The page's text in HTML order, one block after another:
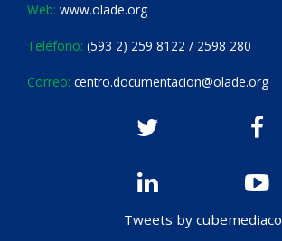
Web: www.olade.org
Teléfono: (593 2) 259 8122 / 2598 280
Correo: centro.documentacion@olade.org
Tweets by cubemediaco